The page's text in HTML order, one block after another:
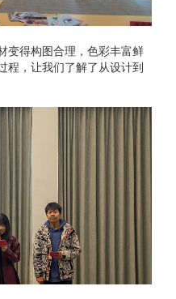
变得构图合理，色彩丰富鲜
程，让我们了解了从设计到